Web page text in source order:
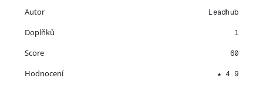
Autor Leadhub
Doplňků 1
Score 60
Hodnocení ★ 4.9